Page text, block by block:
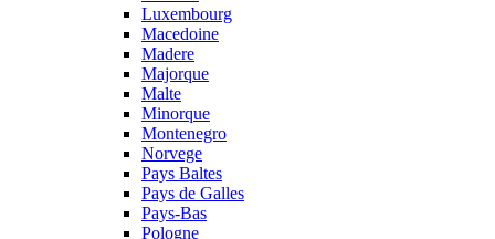
Luxembourg
Macedoine
Madere
Majorque
Malte
Minorque
Montenegro
Norvege
Pays Baltes
Pays de Galles
Pays-Bas
Pologne